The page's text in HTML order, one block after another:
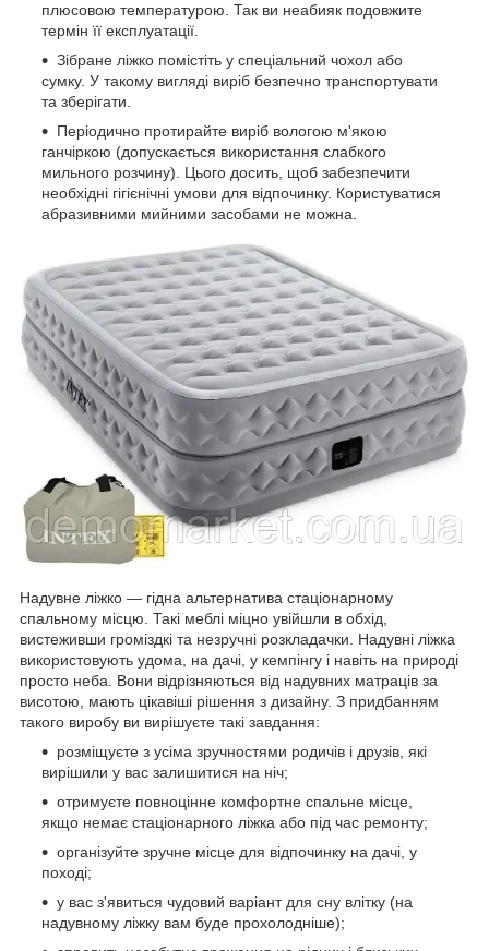
плюсовою температурою. Так ви неабияк подовжите
термін її експлуатації.
Зібране ліжко помістіть у спеціальний чохол або
сумку. У такому вигляді виріб безпечно транспортувати
та зберігати.
Періодично протирайте виріб вологою м'якою
ганчіркою (допускається використання слабкого
мильного розчину). Цього досить, щоб забезпечити
необхідні гігієнічні умови для відпочинку. Користуватися
абразивними мийними засобами не можна.
Надувне ліжко — гідна альтернатива стаціонарному
спальному місцю. Такі меблі міцно увійшли в обхід,
вистеживши громіздкі та незручні розкладачки. Надувні ліжка
використовують удома, на дачі, у кемпінгу і навіть на природі
просто неба. Вони відрізняються від надувних матраців за
висотою, мають цікавіші рішення з дизайну. З придбанням
такого виробу ви вирішуєте такі завдання:
розміщуєте з усіма зручностями родичів і друзів, які
вирішили у вас залишитися на ніч;
отримуєте повноцінне комфортне спальне місце,
якщо немає стаціонарного ліжка або під час ремонту;
організуйте зручне місце для відпочинку на дачі, у
поході;
у вас з'явиться чудовий варіант для сну влітку (на
надувному ліжку вам буде прохолодніше);